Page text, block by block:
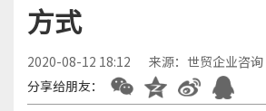
方式
2020-08-12 18:12
来源：世贸企业咨询
分享给朋友：